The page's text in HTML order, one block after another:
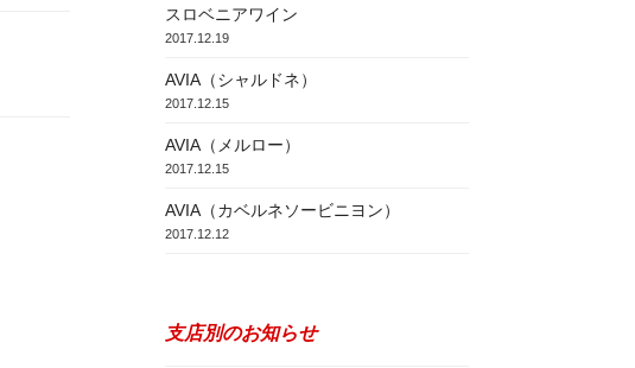
スロベニアワイン
2017.12.19
AVIA（シャルドネ）
2017.12.15
AVIA（メルロー）
2017.12.15
AVIA（カベルネソービニヨン）
2017.12.12
支店別のお知らせ